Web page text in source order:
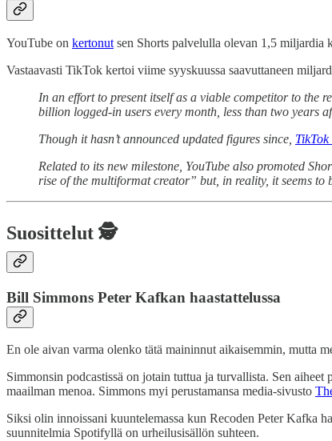
YouTube on kertonut sen Shorts palvelulla olevan 1,5 miljardia
Vastaavasti TikTok kertoi viime syyskuussa saavuttaneen
In an effort to present itself as a viable competitor to the
billion logged-in users every month, less than two years
Though it hasn’t announced updated figures since, TikTok
Related to its new milestone, YouTube also promoted
rise of the multiformat creator” but, in reality, it seems to
Suosittelut 🕵️
Bill Simmons Peter Kafkan haastattelussa
En ole aivan varma olenko tätä maininnut aikaisemmin, mutta
Simmonsin podcastissä on jotain tuttua ja turvallista. Sen
maailman menoa. Simmons myi perustamansa media-sivusto
Siksi olin innoissani kuuntelemassa kun Recoden Peter Kafka
suunnitelmia Spotifyllä on urheilusisällön suhteen.